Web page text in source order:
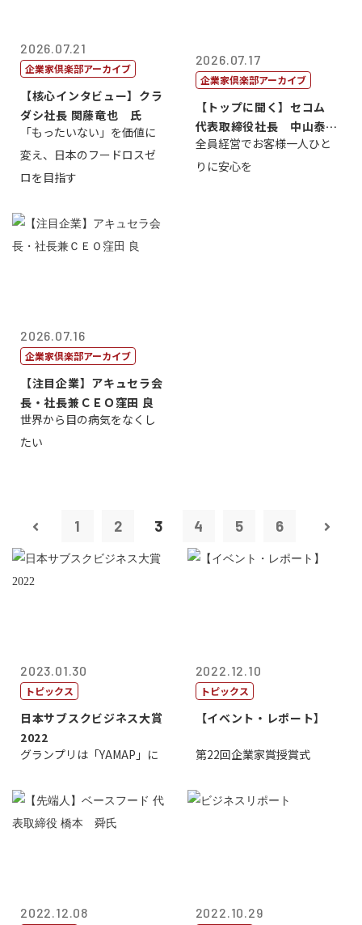
2026.07.21
企業家倶楽部アーカイブ
【核心インタビュー】クラ
ダシ社長 関藤竜也 氏
「もったいない」を価値に
変え、日本のフードロスゼ
ロを目指す
2026.07.17
企業家倶楽部アーカイブ
【トップに聞く】セコム
代表取締役社長 中山泰
男
全員経営でお客様一人ひと
りに安心を
2026.07.16
企業家倶楽部アーカイブ
【注目企業】アキュセラ会
長・社長兼ＣＥＯ窪田 良
世界から目の病気をなくし
たい
1 2 3 4 5 6
2023.01.30
トピックス
日本サブスクビジネス大賞
2022
グランプリは「YAMAP」に
2022.12.10
トピックス
【イベント・レポート】
第22回企業家賞授賞式
2022.12.08 2022.10.29